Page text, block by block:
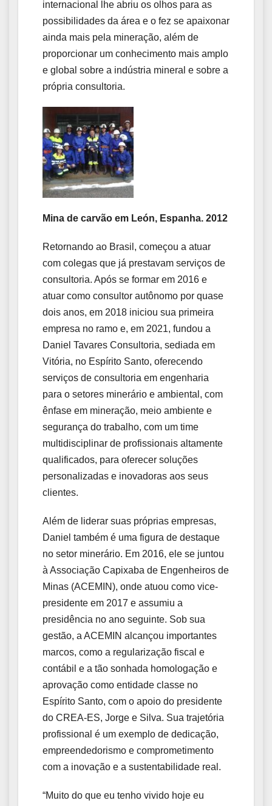
internacional lhe abriu os olhos para as
possibilidades da área e o fez se apaixonar
ainda mais pela mineração, além de
proporcionar um conhecimento mais amplo
e global sobre a indústria mineral e sobre a
própria consultoria.
Mina de carvão em León, Espanha. 2012
Retornando ao Brasil, começou a atuar
com colegas que já prestavam serviços de
consultoria. Após se formar em 2016 e
atuar como consultor autônomo por quase
dois anos, em 2018 iniciou sua primeira
empresa no ramo e, em 2021, fundou a
Daniel Tavares Consultoria, sediada em
Vitória, no Espírito Santo, oferecendo
serviços de consultoria em engenharia
para o setores minerário e ambiental, com
ênfase em mineração, meio ambiente e
segurança do trabalho, com um time
multidisciplinar de profissionais altamente
qualificados, para oferecer soluções
personalizadas e inovadoras aos seus
clientes.
Além de liderar suas próprias empresas,
Daniel também é uma figura de destaque
no setor minerário. Em 2016, ele se juntou
à Associação Capixaba de Engenheiros de
Minas (ACEMIN), onde atuou como vice-
presidente em 2017 e assumiu a
presidência no ano seguinte. Sob sua
gestão, a ACEMIN alcançou importantes
marcos, como a regularização fiscal e
contábil e a tão sonhada homologação e
aprovação como entidade classe no
Espírito Santo, com o apoio do presidente
do CREA-ES, Jorge e Silva. Sua trajetória
profissional é um exemplo de dedicação,
empreendedorismo e comprometimento
com a inovação e a sustentabilidade real.
“Muito do que eu tenho vivido hoje eu